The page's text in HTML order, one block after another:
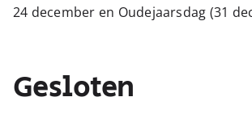
24 december en Oudejaarsdag (31
Gesloten